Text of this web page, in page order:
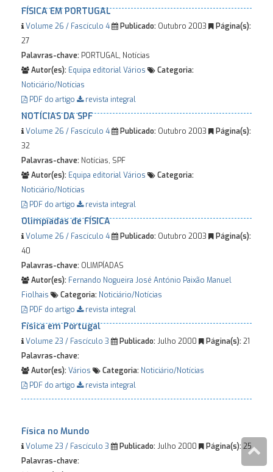
FÍSICA EM PORTUGAL
Volume 26 / Fascículo 4 Publicado: Outubro 2003
Página(s):
27
Palavras-chave: PORTUGAL, Notícias
Autor(es): Equipa editorialVários
Categoria:
Noticiário/Notícias
PDF do artigo
revista integral
NOTÍCIAS DA SPF
Volume 26 / Fascículo 4 Publicado: Outubro 2003
Página(s):
32
Palavras-chave: Notícias, SPF
Autor(es): Equipa editorialVários
Categoria:
Noticiário/Notícias
PDF do artigo
revista integral
Olimpíadas de FÍSICA
Volume 26 / Fascículo 4 Publicado: Outubro 2003
Página(s):
40
Palavras-chave: OLIMPÍADAS
Autor(es): Fernando Nogueira José António Paixão Manuel
Fiolhais
Categoria: Noticiário/Notícias
PDF do artigo
revista integral
Física em Portugal
Volume 23 / Fascículo 3 Publicado:Julho 2000 Página(s):21
Palavras-chave:
Autor(es):Vários Categoria: Noticiário/Notícias
PDF do artigo
revista integral
Física no Mundo
Volume 23 / Fascículo 3 Publicado:Julho 2000 Página(s):25
Palavras-chave: